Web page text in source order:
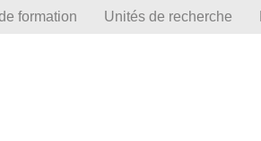
formation Unités de recherche